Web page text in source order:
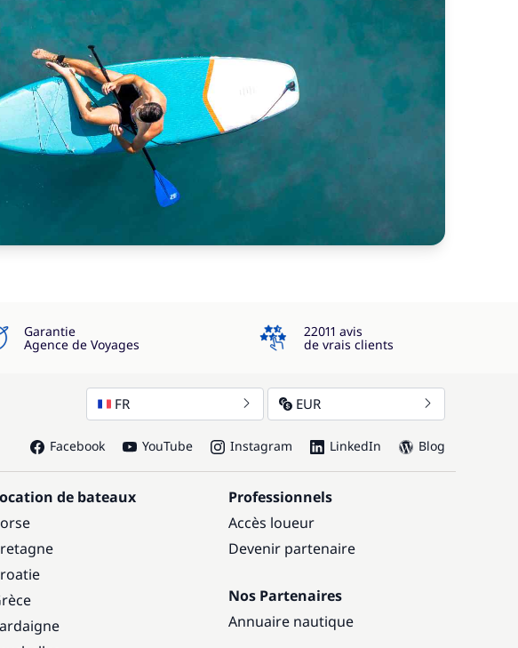
Garantie
Agence de Voyages
4.3
22011 avis
de vrais clients
FR EUR
Facebook YouTube Instagram LinkedIn Blog
de bateaux
Professionnels
Accès loueur
Devenir partenaire
Nos Partenaires
Annuaire nautique